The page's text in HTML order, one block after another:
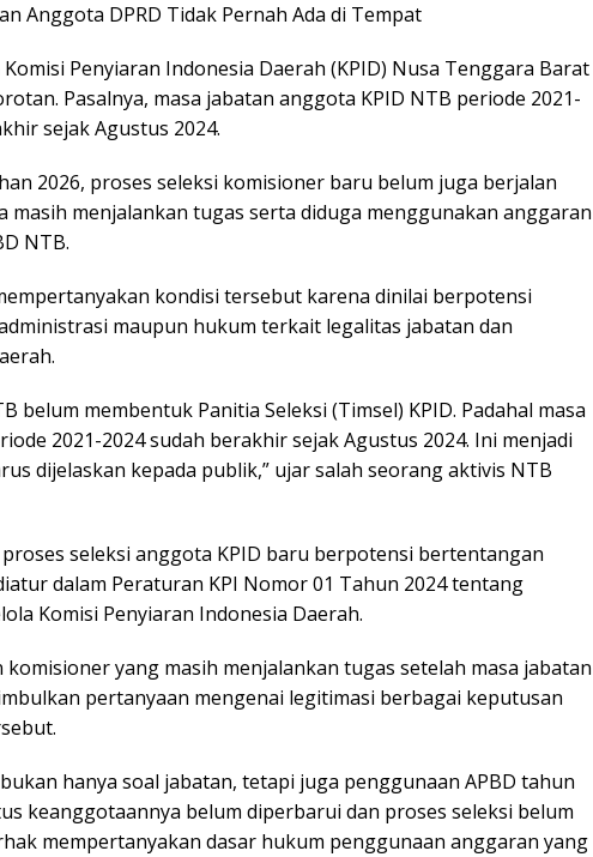
Anggota DPRD Tidak Pernah Ada di Tempat
Komisi Penyiaran Indonesia Daerah (KPID) Nusa Tenggara Barat
Pasalnya, masa jabatan anggota KPID NTB periode 2021-
sejak Agustus 2024.
2026, proses seleksi komisioner baru belum juga berjalan
masih menjalankan tugas serta diduga menggunakan anggaran
NTB.
kondisi tersebut karena dinilai berpotensi
maupun hukum terkait legalitas jabatan dan
belum membentuk Panitia Seleksi (Timsel) KPID. Padahal masa
2021-2024 sudah berakhir sejak Agustus 2024. Ini menjadi
dijelaskan kepada publik,” ujar salah seorang aktivis NTB
seleksi anggota KPID baru berpotensi bertentangan
dalam Peraturan KPI Nomor 01 Tahun 2024 tentang
Komisi Penyiaran Indonesia Daerah.
yang masih menjalankan tugas setelah masa jabatan
pertanyaan mengenai legitimasi berbagai keputusan
hanya soal jabatan, tetapi juga penggunaan APBD tahun
keanggotaannya belum diperbarui dan proses seleksi belum
mempertanyakan dasar hukum penggunaan anggaran yang